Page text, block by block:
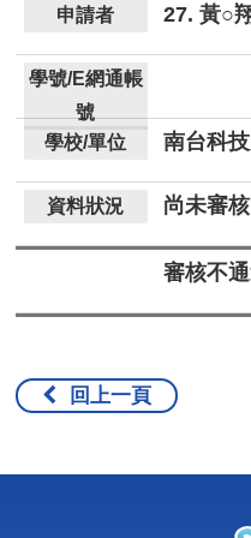
27. 黃○
南台科
尚未審核
審核不
回上一頁